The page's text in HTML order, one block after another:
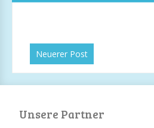
Neuerer Post
Unsere Partner